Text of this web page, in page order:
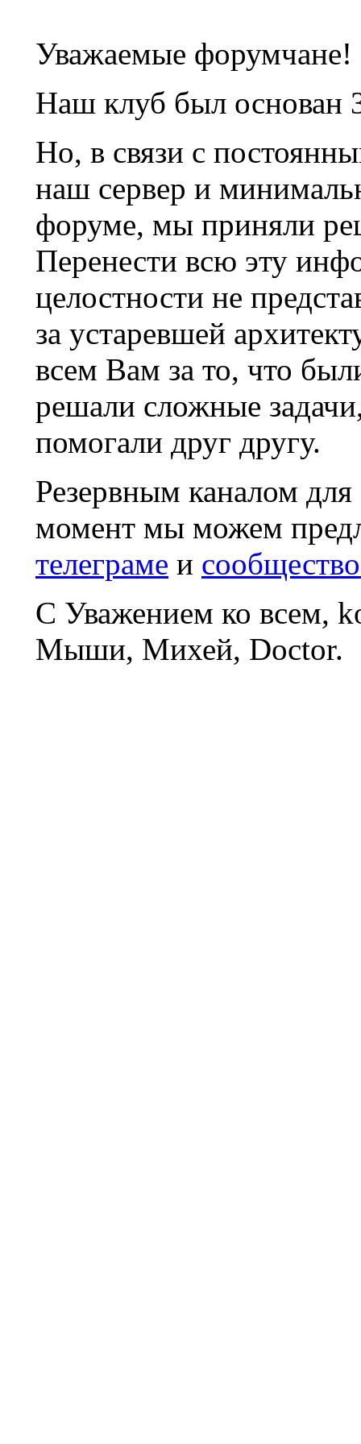
Уважаемые форумчане!
Наш клуб был основан
Но, в связи с
наш сервер и
форуме, мы приняли
Перенести всю эту
целостности не
за устаревшей
всем Вам за то, что
решали сложные
помогали друг другу.
Резервным каналом
момент мы можем
телеграме и
С Уважением ко всем,
Мыши, Михей, Doctor.